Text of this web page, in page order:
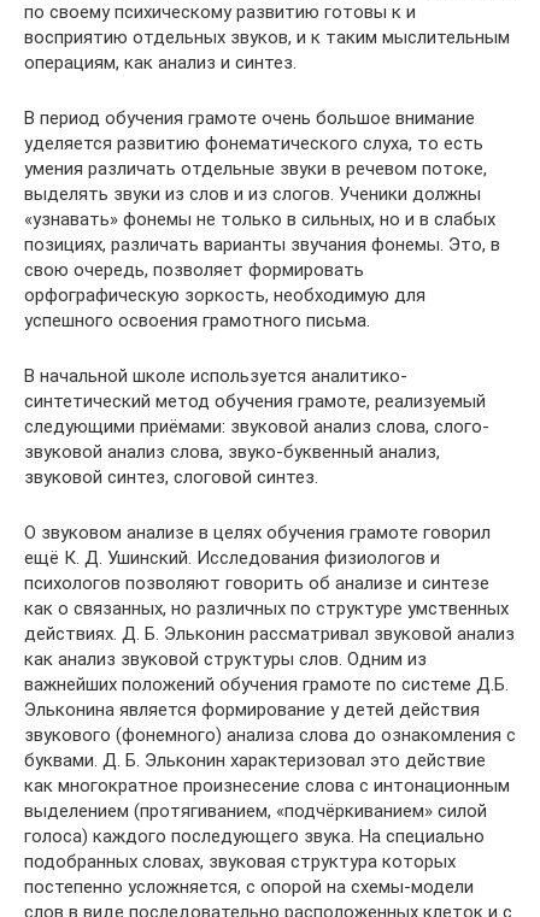
по своему психическому развитию готовы к и
восприятию отдельных звуков, и к таким мыслительным
операциям, как анализ и синтез.
В период обучения грамоте очень большое внимание
уделяется развитию фонематического слуха, то есть
умения различать отдельные звуки в речевом потоке,
выделять звуки из слов и из слогов. Ученики должны
«узнавать» фонемы не только в сильных, но и в слабых
позициях, различать варианты звучания фонемы. Это, в
свою очередь, позволяет формировать
орфографическую зоркость, необходимую для
успешного освоения грамотного письма.
В начальной школе используется аналитико-
синтетический метод обучения грамоте, реализуемый
следующими приёмами: звуковой анализ слова, слого-
звуковой анализ слова, звуко-буквенный анализ,
звуковой синтез, слоговой синтез.
О звуковом анализе в целях обучения грамоте говорил
ещё К. Д. Ушинский. Исследования физиологов и
психологов позволяют говорить об анализе и синтезе
как о связанных, но различных по структуре умственных
действиях. Д. Б. Эльконин рассматривал звуковой анализ
как анализ звуковой структуры слов. Одним из
важнейших положений обучения грамоте по системе Д.Б.
Эльконина является формирование у детей действия
звукового (фонемного) анализа слова до ознакомления с
буквами. Д. Б. Эльконин характеризовал это действие
как многократное произнесение слова с интонационным
выделением (протягиванием, «подчёркиванием» силой
голоса) каждого последующего звука. На специально
подобранных словах, звуковая структура которых
постепенно усложняется, с опорой на схемы-модели
слов в виде последовательно расположенных клеток и с